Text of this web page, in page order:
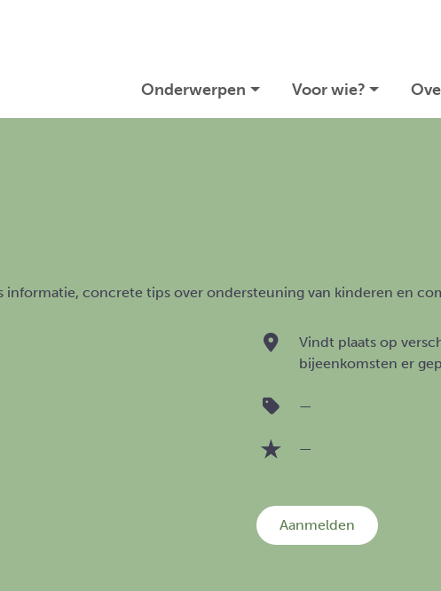
informatie, concrete tips over ondersteuning van kinderen en
Vindt plaats op
bijeenkomsten er
—
—
Aanmelden
Onderwerpen Voor wie?